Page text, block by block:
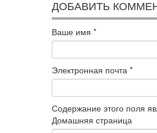
ДОБАВИТЬ
Ваше имя *
Электронная почта *
Содержание этого поля
Домашняя страница